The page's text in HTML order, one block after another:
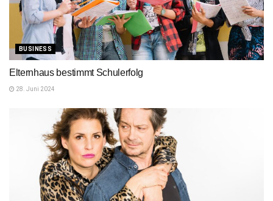
BUSINESS
Elternhaus bestimmt Schulerfolg
28. Juni 2024